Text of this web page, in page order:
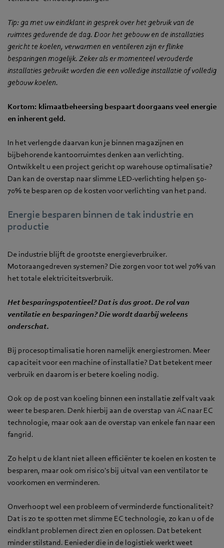
Tip: ga met uw eindklant in gesprek over het gebruik van de
ruimtes gedurende de dag. Door het gebouw en de installaties
gericht te koelen, verwarmen en ventileren zijn er flinke
besparingen mogelijk. Zeker als er momenteel verouderde
installaties gebruikt worden die een volledige installatie of volledig
gebouw koelen.
Kortom: klimaatbeheersing bespaart doorgaans veel energie
en inherent geld.
In het verlengde daarvan kun je binnen magazijnen en
bijbehorende kantoorruimtes denken aan verlichting.
Ontwikkelt u een project gericht op warehouse optimalisatie?
Dan kan de overstap naar slimme LED-verlichting helpen 50-
70% te besparen op de kosten voor verlichting van het pand.
Energie besparen binnen de tak industrie en
productie
De industrie blijft de grootste energieverbruiker.
Motoraangedreven systemen? Die zorgen voor tot wel 70% van
het totale elektriciteitsverbruik.
Het besparingspotentieel? Dat is dus groot. De rol van
ventilatie en besparingen? Die wordt daarbij weleens
onderschat.
Bij procesoptimalisatie horen namelijk energiestromen. Meer
capaciteit voor een machine of installatie? Dat betekent meer
verbruik en daarom is er betere koeling nodig.
Ook op de post van koeling binnen een installatie zelf valt vaak
weer te besparen. Denk hierbij aan de overstap van AC naar EC
technologie, maar ook aan de overstap van enkele fan naar een
fangrid.
Zo helpt u de klant niet alleen efficiënter te koelen en kosten te
besparen, maar ook om risico's bij uitval van een ventilator te
voorkomen en verminderen.
Onverhoopt wel een probleem of verminderde functionaliteit?
Dat is zo te spotten met slimme EC technologie, zo kan u of de
eindklant problemen direct zien en oplossen. Dat betekent
minder stilstand. Eenieder die in de logistiek werkt weet